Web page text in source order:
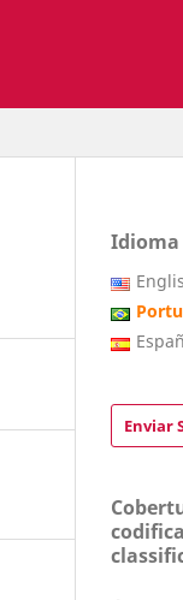
Idioma
Enviar